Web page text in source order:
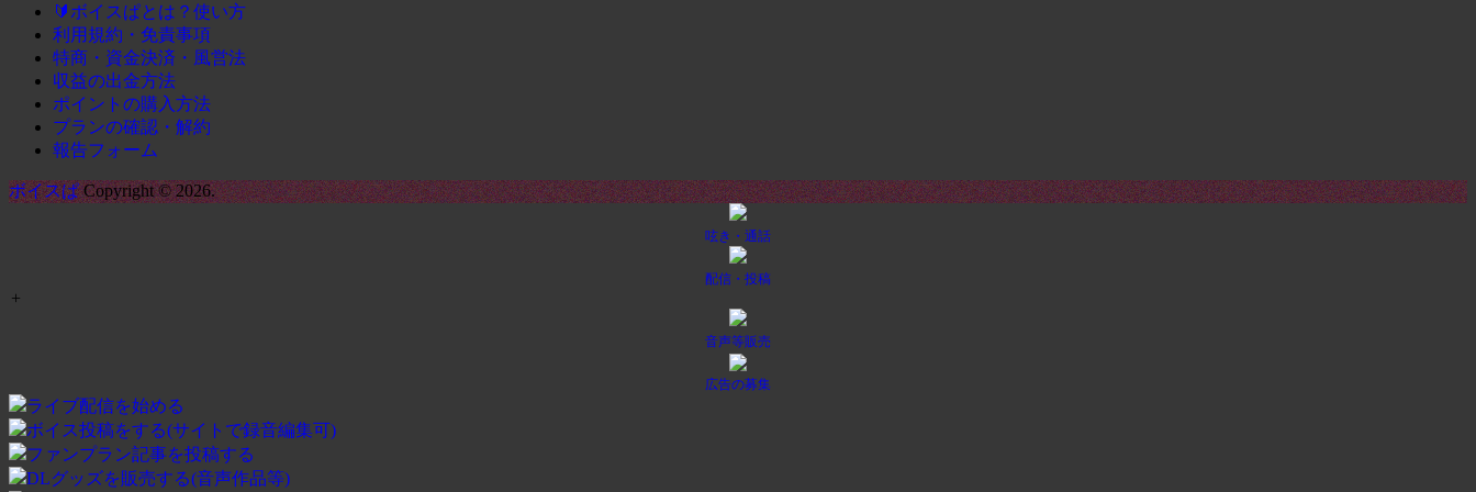
🔰ボイスぱとは？使い方
利用規約・免責事項
特商・資金決済・風営法
収益の出金方法
ポイントの購入方法
プランの確認・解約
報告フォーム
ボイスぱCopyright © 2026.
呟き・通話
配信・投稿
+
音声等販売
広告の募集
ライブ配信を始める
ボイス投稿をする(サイトで録音編集可)
ファンプラン記事を投稿する
DLグッズを販売する(音声作品等)